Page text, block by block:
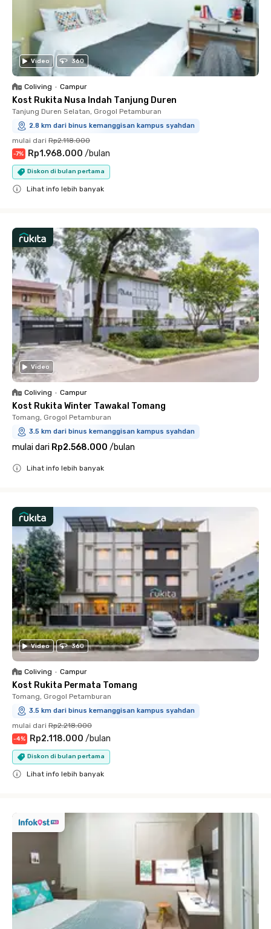
Video 360
Coliving • Campur
Kost Rukita Nusa Indah Tanjung Duren
Tanjung Duren Selatan, Grogol Petamburan
2.8 km dari binus kemanggisan kampus syahdan
mulai dari Rp2.118.000
-7% Rp1.968.000 /bulan
Diskon di bulan pertama
Lihat info lebih banyak
Video
Coliving • Campur
Kost Rukita Winter Tawakal Tomang
Tomang, Grogol Petamburan
3.5 km dari binus kemanggisan kampus syahdan
mulai dari Rp2.568.000 /bulan
Lihat info lebih banyak
Video 360
Coliving • Campur
Kost Rukita Permata Tomang
Tomang, Grogol Petamburan
3.5 km dari binus kemanggisan kampus syahdan
mulai dari Rp2.218.000
-4% Rp2.118.000 /bulan
Diskon di bulan pertama
Lihat info lebih banyak